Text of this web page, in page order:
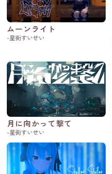
ムーンライト
-星街すいせい
月に向かって撃て
-星街すいせい